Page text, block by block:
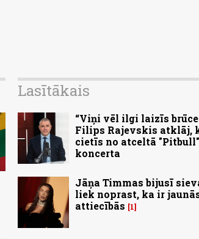
Lasītākais
“Viņi vēl ilgi laizīs
Filips Rajevskis atklāj,
cietīs no atceltā "Pitbull"
koncerta
Jāņa Timmas bijusī
liek noprast, ka ir
attiecībās
1